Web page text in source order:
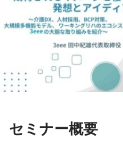
セミナー概要